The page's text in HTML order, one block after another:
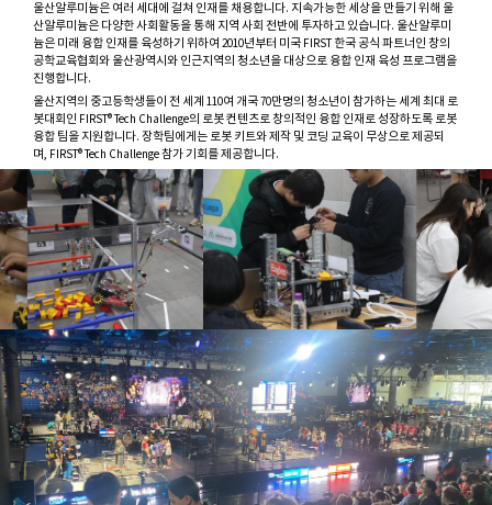
울산알루미늄은 여러 세대에 걸쳐 인재를 채용합니다. 지속가능한 세상을 만들기 위해 울
산알루미늄은 다양한 사회활동을 통해 지역 사회 전반에 투자하고 있습니다. 울산알루미
늄은 미래 융합 인재를 육성하기 위하여 2010년부터 미국 FIRST 한국 공식 파트너인 창의
공학교육협회와 울산광역시와 인근지역의 청소년을 대상으로 융합 인재 육성 프로그램을
진행합니다.
울산지역의 중고등학생들이 전 세계 110여 개국 70만명의 청소년이 참가하는 세계 최대 로
봇대회인 FIRST® Tech Challenge의 로봇 컨텐츠로 창의적인 융합 인재로 성장하도록 로봇
융합 팀을 지원합니다. 장학팀에게는 로봇 키트와 제작 및 코딩 교육이 무상으로 제공되
며, FIRST® Tech Challenge 참가 기회를 제공합니다.